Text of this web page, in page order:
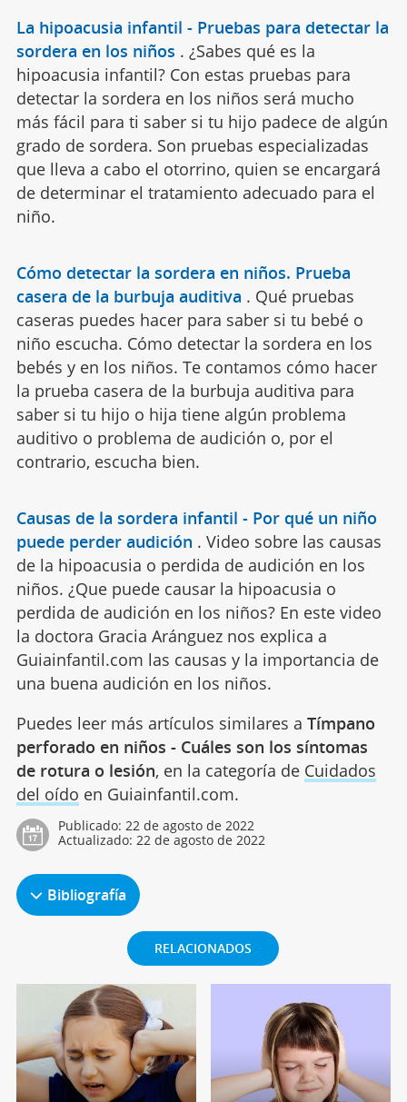
La hipoacusia infantil - Pruebas para detectar la
sordera en los niños . ¿Sabes qué es la
hipoacusia infantil? Con estas pruebas para
detectar la sordera en los niños será mucho
más fácil para ti saber si tu hijo padece de algún
grado de sordera. Son pruebas especializadas
que lleva a cabo el otorrino, quien se encargará
de determinar el tratamiento adecuado para el
niño.
Cómo detectar la sordera en niños. Prueba
casera de la burbuja auditiva . Qué pruebas
caseras puedes hacer para saber si tu bebé o
niño escucha. Cómo detectar la sordera en los
bebés y en los niños. Te contamos cómo hacer
la prueba casera de la burbuja auditiva para
saber si tu hijo o hija tiene algún problema
auditivo o problema de audición o, por el
contrario, escucha bien.
Causas de la sordera infantil - Por qué un niño
puede perder audición . Video sobre las causas
de la hipoacusia o perdida de audición en los
niños. ¿Que puede causar la hipoacusia o
perdida de audición en los niños? En este video
la doctora Gracia Aránguez nos explica a
Guiainfantil.com las causas y la importancia de
una buena audición en los niños.
Puedes leer más artículos similares a Tímpano
perforado en niños - Cuáles son los síntomas
de rotura o lesión, en la categoría de Cuidados
del oído en Guiainfantil.com.
Publicado: 22 de agosto de 2022
Actualizado: 22 de agosto de 2022
Bibliografía
RELACIONADOS